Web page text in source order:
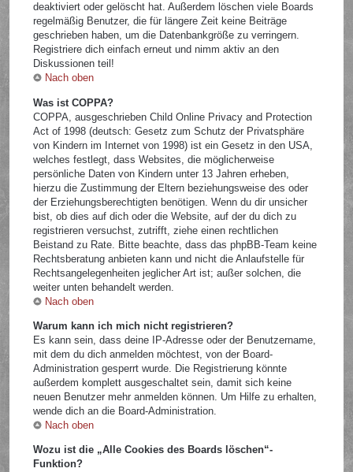
deaktiviert oder gelöscht hat. Außerdem löschen viele Boards
regelmäßig Benutzer, die für längere Zeit keine Beiträge
geschrieben haben, um die Datenbankgröße zu verringern.
Registriere dich einfach erneut und nimm aktiv an den
Diskussionen teil!
Nach oben
Was ist COPPA?
COPPA, ausgeschrieben Child Online Privacy and Protection
Act of 1998 (deutsch: Gesetz zum Schutz der Privatsphäre
von Kindern im Internet von 1998) ist ein Gesetz in den USA,
welches festlegt, dass Websites, die möglicherweise
persönliche Daten von Kindern unter 13 Jahren erheben,
hierzu die Zustimmung der Eltern beziehungsweise des oder
der Erziehungsberechtigten benötigen. Wenn du dir unsicher
bist, ob dies auf dich oder die Website, auf der du dich zu
registrieren versuchst, zutrifft, ziehe einen rechtlichen
Beistand zu Rate. Bitte beachte, dass das phpBB-Team keine
Rechtsberatung anbieten kann und nicht die Anlaufstelle für
Rechtsangelegenheiten jeglicher Art ist; außer solchen, die
weiter unten behandelt werden.
Nach oben
Warum kann ich mich nicht registrieren?
Es kann sein, dass deine IP-Adresse oder der Benutzername,
mit dem du dich anmelden möchtest, von der Board-
Administration gesperrt wurde. Die Registrierung könnte
außerdem komplett ausgeschaltet sein, damit sich keine
neuen Benutzer mehr anmelden können. Um Hilfe zu erhalten,
wende dich an die Board-Administration.
Nach oben
Wozu ist die „Alle Cookies des Boards löschen“-
Funktion?